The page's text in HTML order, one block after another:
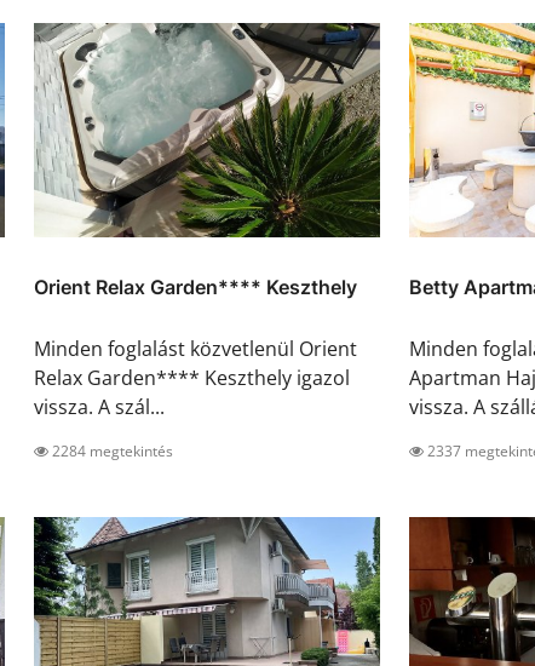
Orient Relax Garden**** Keszthely
Minden foglalást közvetlenül Orient
Relax Garden**** Keszthely igazol
vissza. A szál...
2284 megtekintés
Betty
Minden
Apartman
vissza. A
2337